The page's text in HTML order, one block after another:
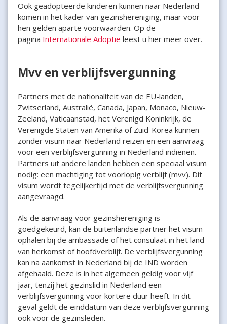
Ook geadopteerde kinderen kunnen naar Nederland
komen in het kader van gezinshereniging, maar voor
hen gelden aparte voorwaarden. Op de
pagina Internationale Adoptie leest u hier meer over.
Mvv en verblijfsvergunning
Partners met de nationaliteit van de EU-landen,
Zwitserland, Australië, Canada, Japan, Monaco, Nieuw-
Zeeland, Vaticaanstad, het Verenigd Koninkrijk, de
Verenigde Staten van Amerika of Zuid-Korea kunnen
zonder visum naar Nederland reizen en een aanvraag
voor een verblijfsvergunning in Nederland indienen.
Partners uit andere landen hebben een speciaal visum
nodig: een machtiging tot voorlopig verblijf (mvv). Dit
visum wordt tegelijkertijd met de verblijfsvergunning
aangevraagd.
Als de aanvraag voor gezinshereniging is
goedgekeurd, kan de buitenlandse partner het visum
ophalen bij de ambassade of het consulaat in het land
van herkomst of hoofdverblijf. De verblijfsvergunning
kan na aankomst in Nederland bij de IND worden
afgehaald. Deze is in het algemeen geldig voor vijf
jaar, tenzij het gezinslid in Nederland een
verblijfsvergunning voor kortere duur heeft. In dit
geval geldt de einddatum van deze verblijfsvergunning
ook voor de gezinsleden.